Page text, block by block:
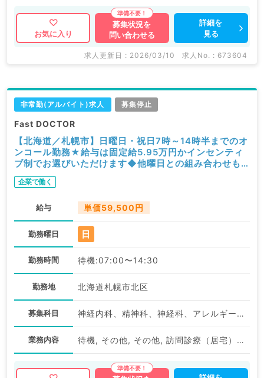
お気に入り
募集状況を
問い合わせる
詳細を
見る
求人更新日 : 2026/03/10 求人No. : 673604
非常勤(アルバイト)求人 募集停止
Fast DOCTOR
【北海道／札幌市】日曜日・祝日7時～14時半までのオ
ンコール勤務★給与は固定給5.95万円かインセンティ
ブ制でお選びいただけます◆他曜日との組み合わせも
可能です！（科目不問／非常勤）
企業で働く
給与 単価59,500円
勤務曜日 日
勤務時間 待機:07:00〜14:30
勤務地 北海道札幌市北区
募集科目 神経内科、精神科、神経科、アレルギー科、リウマチ科、小児科、整形外科、形成外科、美容外科、脳神経外科、呼吸器外科、心臓血管外科、小児外科、皮膚科、泌尿器科、産婦人科、産科、婦人科、眼科、耳鼻咽喉科、気管食道科、放射線科、リハビリテーション科、麻酔科、ペインクリニック、人工透析科、緩和ケア科、一般内科、循環器内科、呼吸器内科、消化器内科、内分泌・代謝内科、腎臓内科、老年内科、外科系全般、一般外科、消化器外科、乳腺外科、総合診療科、美容皮膚科、健診・人間ドック、救急科・ＩＣＵ、病理科、基礎医学系、膠原病科、スポーツ整形外科、大腸・肛門外科、産業医、脊髄・脊椎外科
業務内容 待機, その他, その他, 訪問診療（居宅）, 訪問診療（居宅）